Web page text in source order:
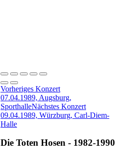
Vorheriges Konzert
07.04.1989, Augsburg,
SporthalleNächstes Konzert
09.04.1989, Würzburg, Carl-Diem-
Halle
Die Toten Hosen - 1982-1990